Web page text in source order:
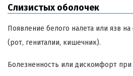
Слизистых оболочек
Появление белого налета или язв
(рот, гениталии, кишечник).
Болезненность или дискомфорт при